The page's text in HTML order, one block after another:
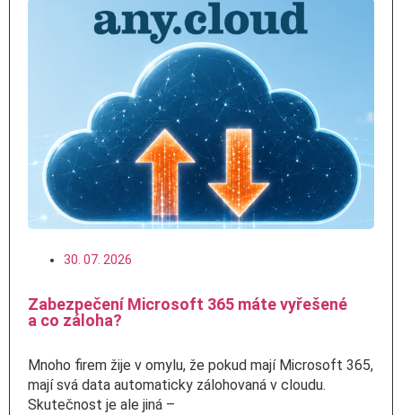
30. 07. 2026
Zabezpečení Microsoft 365 máte vyřešené
a co záloha?
Mnoho firem žije v omylu, že pokud mají Microsoft 365,
mají svá data automaticky zálohovaná v cloudu.
Skutečnost je ale jiná –